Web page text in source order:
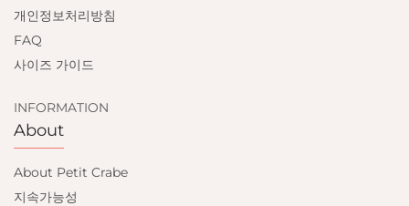
개인정보처리방침
FAQ
사이즈 가이드
INFORMATION
About
About Petit Crabe
지속가능성